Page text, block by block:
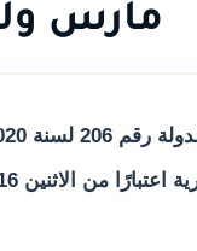
مارس
2020/3/16 وحتي 2020/3/28.